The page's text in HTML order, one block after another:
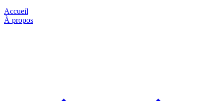
Accueil
À propos